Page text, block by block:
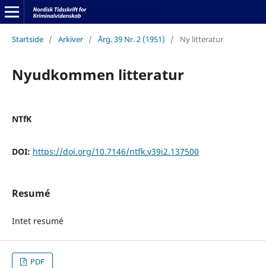
Startside / Arkiver / Årg. 39 Nr. 2 (1951) / Ny litteratur
Nyudkommen litteratur
NTfK
DOI: https://doi.org/10.7146/ntfk.v39i2.137500
Resumé
Intet resumé
PDF